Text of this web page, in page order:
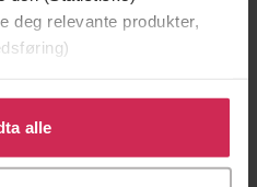
deg relevante produkter,
oss ditt samtykke til å
Du kan også
formål ved å klikke
alle
Popular Fiction Award